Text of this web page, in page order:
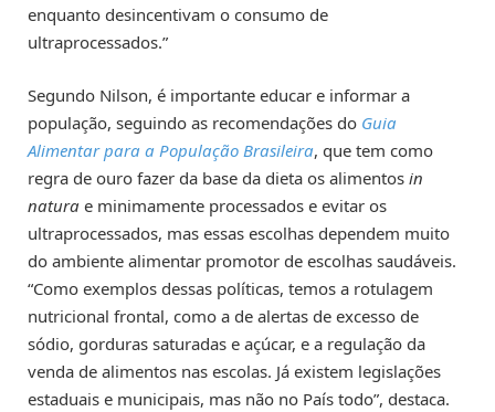
enquanto desincentivam o consumo de
ultraprocessados.”
Segundo Nilson, é importante educar e informar a
população, seguindo as recomendações do Guia
Alimentar para a População Brasileira, que tem como
regra de ouro fazer da base da dieta os alimentos in
natura e minimamente processados e evitar os
ultraprocessados, mas essas escolhas dependem muito
do ambiente alimentar promotor de escolhas saudáveis.
“Como exemplos dessas políticas, temos a rotulagem
nutricional frontal, como a de alertas de excesso de
sódio, gorduras saturadas e açúcar, e a regulação da
venda de alimentos nas escolas. Já existem legislações
estaduais e municipais, mas não no País todo”, destaca.